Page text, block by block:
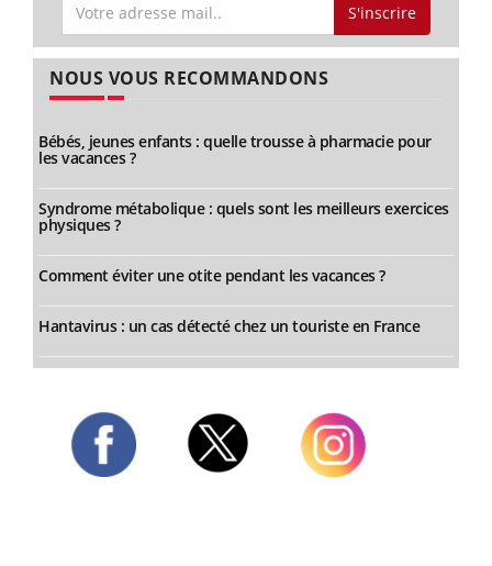
S'inscrire
NOUS VOUS RECOMMANDONS
Bébés, jeunes enfants : quelle trousse à pharmacie pour
les vacances ?
Syndrome métabolique : quels sont les meilleurs exercices
physiques ?
Comment éviter une otite pendant les vacances ?
Hantavirus : un cas détecté chez un touriste en France